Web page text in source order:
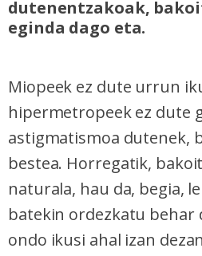
dutenentzakoak,
eginda dago eta.
Miopeek ez dute urrun
hipermetropeek ez dute
astigmatismoa dutenek,
bestea. Horregatik,
naturala, hau da, begia,
batekin ordezkatu
ondo ikusi ahal izan